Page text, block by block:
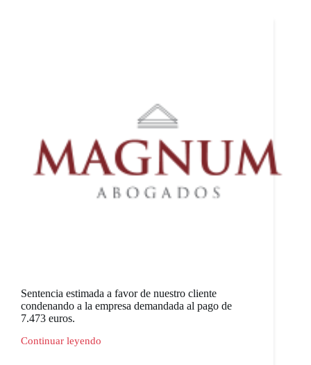
Sentencia estimada a favor de nuestro cliente
condenando a la empresa demandada al pago de
7.473 euros.
Continuar leyendo